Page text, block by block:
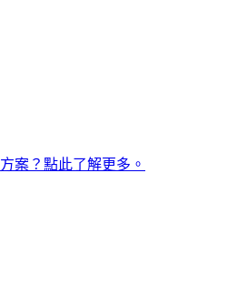
案？點此了解更多。